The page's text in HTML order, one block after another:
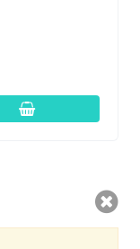
En el carro de